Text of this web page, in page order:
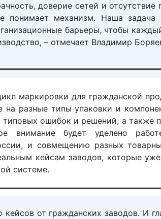
доверие сетей и отсутствие
понимает механизм. Наша задача
барьеры, чтобы
– отмечает Владимир
маркировки для гражданской
на разные типы упаковки и
ошибок и решений, а также
внимание будет уделено
и совмещению разных
кейсам заводов, которые
системе.
от гражданских заводов. И